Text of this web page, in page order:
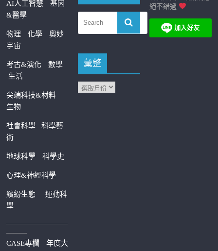
AI人工智慧
基因
&醫學
物理 化學
奧妙
宇宙
考古&演化
數學
生活
尖端科技&材料
生物
社會科學科學藝
術
地球科學 科學史
心理&神經科學
繽紛生態運動科
學
—————————
———
CASE專欄
年度大
彙整
絕不錯過